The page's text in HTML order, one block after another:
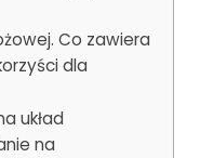
Co zawiera
dla
układ
na